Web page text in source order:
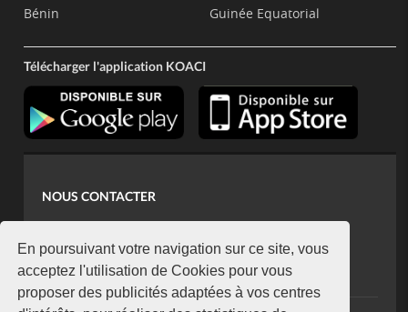
En poursuivant votre navigation sur ce site, vous
acceptez l'utilisation de Cookies pour vous
proposer des publicités adaptées à vos centres
Bénin
Guinée Equatorial
Télécharger l'application KOACI
NOUS CONTACTER
koaci@yahoo.fr
+225 07 08 85 52 93